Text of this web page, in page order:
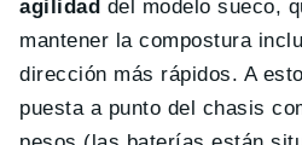
agilidad del modelo sueco,
mantener la compostura
dirección más rápidos. A
puesta a punto del chasis